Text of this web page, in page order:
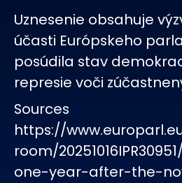
Uznesenie obsahuje
účasti Európskeho
posúdila stav
represie voči
Sources
https://
room/
one-year-after-the-